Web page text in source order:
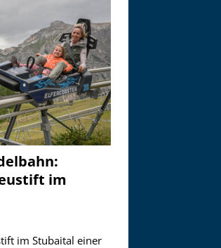
im
im Stubaital einer